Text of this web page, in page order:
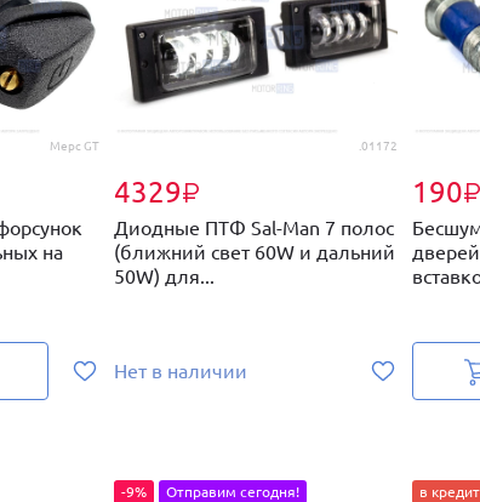
Мерс GT
на
.01172
4329₽
Диодные ПТФ Sal-Man 7 полос
(ближний свет 60W и дальний
50W) для...
Нет в наличии
190₽
-9% Отправим сегодня! в